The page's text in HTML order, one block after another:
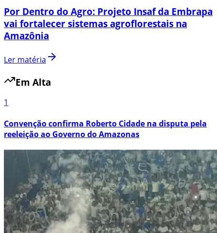
Por Dentro do Agro: Projeto Insaf da Embrapa
vai fortalecer sistemas agroflorestais na
Amazônia
Ler matéria
Em Alta
1
Convenção confirma Roberto Cidade na disputa pela
reeleição ao Governo do Amazonas